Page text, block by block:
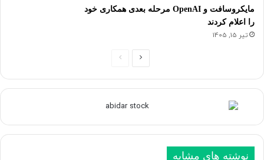
مایکروسافت و OpenAI مرحله بعدی همکاری خود
را اعلام کردند
تیر 15, 1405
ح
ه
ق
ح
ه
ب
نوشته های مشابه